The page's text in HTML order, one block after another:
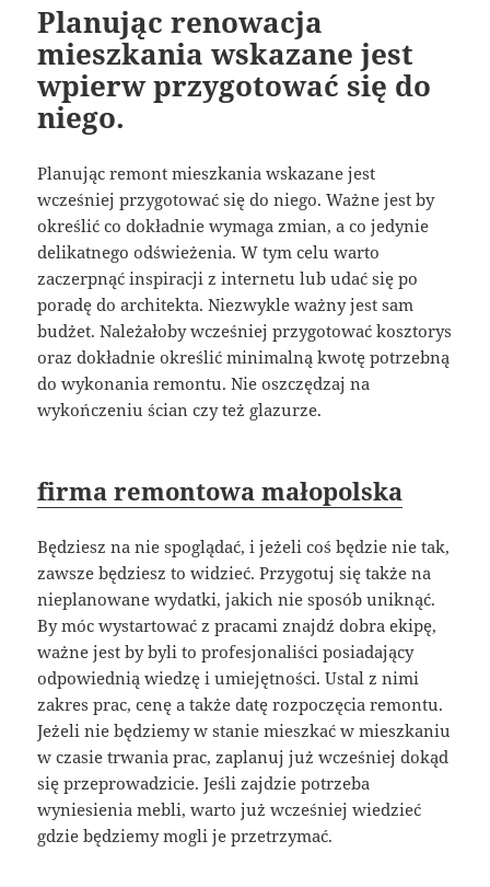
Planując renowacja
mieszkania wskazane jest
wpierw przygotować się do
niego.
Planując remont mieszkania wskazane jest
wcześniej przygotować się do niego. Ważne jest by
określić co dokładnie wymaga zmian, a co jedynie
delikatnego odświeżenia. W tym celu warto
zaczerpnąć inspiracji z internetu lub udać się po
poradę do architekta. Niezwykle ważny jest sam
budżet. Należałoby wcześniej przygotować kosztorys
oraz dokładnie określić minimalną kwotę potrzebną
do wykonania remontu. Nie oszczędzaj na
wykończeniu ścian czy też glazurze.
firma remontowa małopolska
Będziesz na nie spoglądać, i jeżeli coś będzie nie tak,
zawsze będziesz to widzieć. Przygotuj się także na
nieplanowane wydatki, jakich nie sposób uniknąć.
By móc wystartować z pracami znajdź dobra ekipę,
ważne jest by byli to profesjonaliści posiadający
odpowiednią wiedzę i umiejętności. Ustal z nimi
zakres prac, cenę a także datę rozpoczęcia remontu.
Jeżeli nie będziemy w stanie mieszkać w mieszkaniu
w czasie trwania prac, zaplanuj już wcześniej dokąd
się przeprowadzicie. Jeśli zajdzie potrzeba
wyniesienia mebli, warto już wcześniej wiedzieć
gdzie będziemy mogli je przetrzymać.